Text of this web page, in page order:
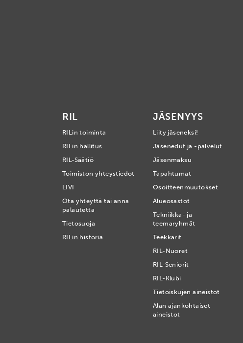
RIL
RILin toiminta
RILin hallitus
RIL-Säätiö
Toimiston yhteystiedot
LIVI
Ota yhteyttä tai anna
palautetta
Tietosuoja
RILin historia
JÄSENYYS
Liity jäseneksi!
Jäsenedut ja -palvelut
Jäsenmaksu
Tapahtumat
Osoitteenmuutokset
Alueosastot
Tekniikka- ja
teemaryhmät
Teekkarit
RIL-Nuoret
RIL-Seniorit
RIL-Klubi
Tietoiskujen aineistot
Alan ajankohtaiset
aineistot